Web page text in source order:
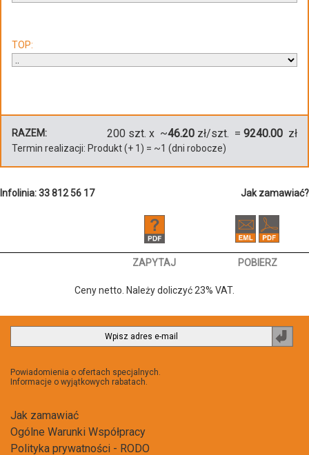
TOP:
RAZEM: 200 szt. x ~46.20 zł/szt. = 9240.00 zł
Termin realizacji: Produkt(+ 1) = ~1 (dni robocze)
Infolinia: 33 812 56 17 Jak zamawiać?
ZAPYTAJ POBIERZ
Ceny netto. Należy doliczyć 23% VAT.
Powiadomienia o ofertach specjalnych.
Informacje o wyjątkowych rabatach.
Jak zamawiać
Ogólne Warunki Współpracy
Polityka prywatności - RODO